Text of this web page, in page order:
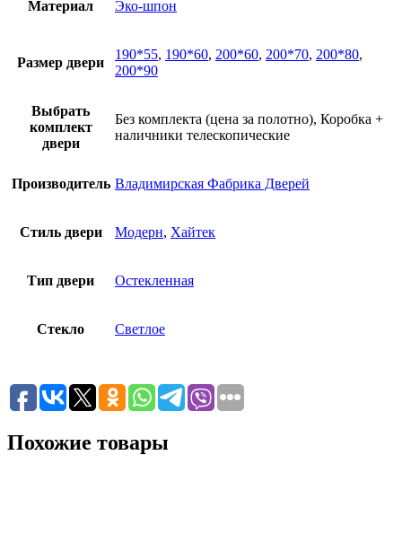
Материал Эко-шпон
Размер двери
190*55, 190*60, 200*60, 200*70, 200*80,
200*90
Выбрать
комплект
двери
Без комплекта (цена за полотно), Коробка +
наличники телескопические
Производитель Владимирская Фабрика Дверей
Стиль двери Модерн, Хайтек
Тип двери Остекленная
Стекло Светлое
Похожие товары